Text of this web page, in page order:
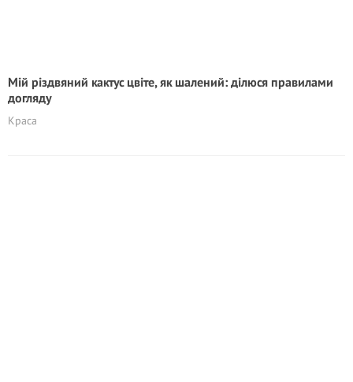
Мій різдвяний кактус цвіте, як шалений: ділюся правилами
догляду
Краса